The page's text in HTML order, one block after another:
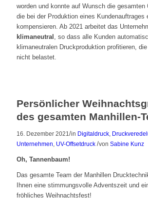
worden und konnte auf Wunsch die gesamten
die bei der Produktion eines Kundenauftrages
kompensieren. Ab 2021 arbeitet das
klimaneutral , so dass alle Kunden
klimaneutralen Druckproduktion profitieren,
nicht belastet.
Persönlicher
des gesamten Manhillen-
16. Dezember 2021 /in Digitaldruck,
Unternehmen
UV-Offsetdruck /von Sabine Kunz
Oh, Tannenbaum!
Das gesamte Team der Manhillen
Ihnen eine stimmungsvolle Adventszeit und
fröhliches Weihnachtsfest!